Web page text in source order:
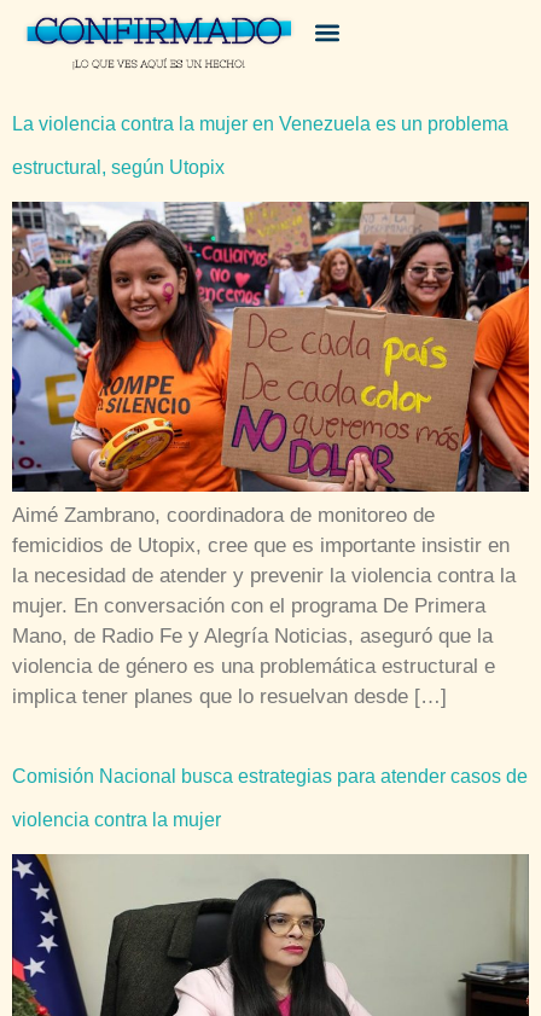
La violencia contra la mujer en Venezuela es un problema
estructural, según Utopix
Aimé Zambrano, coordinadora de monitoreo de
femicidios de Utopix, cree que es importante insistir en
la necesidad de atender y prevenir la violencia contra la
mujer. En conversación con el programa De Primera
Mano, de Radio Fe y Alegría Noticias, aseguró que la
violencia de género es una problemática estructural e
implica tener planes que lo resuelvan desde […]
Comisión Nacional busca estrategias para atender casos de
violencia contra la mujer